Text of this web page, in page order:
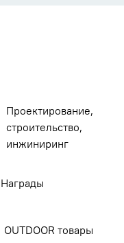
Проектирование,
строительство,
инжиниринг
Награды
OUTDOOR товары